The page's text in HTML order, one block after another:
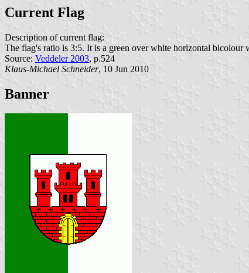
Current Flag
Description of current flag:
The flag's ratio is 3:5. It is a green over white horizontal bicolour
Source: Veddeler 2003, p.524
Klaus-Michael Schneider, 10 Jun 2010
Banner